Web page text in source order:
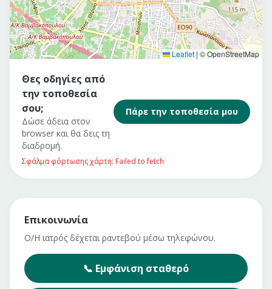
Leaflet |© OpenStreetMap
Θες οδηγίες από
την τοποθεσία
σου;
Δώσε άδεια στον
browser και θα δεις τη
διαδρομή.
Πάρε την τοποθεσία μου
Σφάλμα φόρτωσης χάρτη: Failed to fetch
Επικοινωνία
Ο/Η ιατρός δέχεται ραντεβού μέσω τηλεφώνου.
📞 Εμφάνιση σταθερό